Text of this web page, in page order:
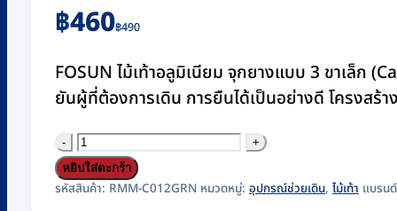
฿490
Original
price
was:
฿490.
฿460
Current
price
is:
฿460.
FOSUN ไม้เท้าอลูมิเนียม จุกยางแบบ 3 ขาเล็ก
ยันผู้ที่ต้องการเดิน การยืนได้เป็นอย่างดี โครงส
จำนวน
ไม้
เท้า
หยิบใส่ตะกร้า
รหัสสินค้า: RMM-C012GRN หมวดหมู่: อุปกรณ์ช่วยเดิน, ไม้เท้า แบรน